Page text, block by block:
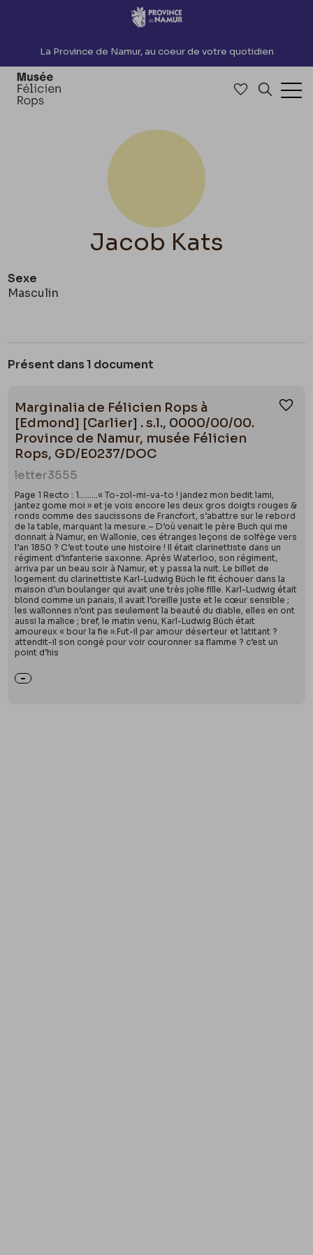
Accèder directement au contenu
La Province de Namur, au coeur de votre quotidien
Accéder à
Jacob Kats
Sexe
Masculin
Présent dans 1 document
Marginalia de Félicien Rops à
[Edmond] [Carlier] . s.l., 0000/00/00.
Province de Namur, musée Félicien
Rops, GD/E0237/DOC
letter3555
Page 1 Recto : 1………« To-zol-mi-va-to ! jandez mon bedit lami,
jantez gome moi » et je vois encore les deux gros doigts rouges &
ronds comme des saucissons de Francfort, s’abattre sur le rebord
de la table, marquant la mesure.– D’où venait le père Buch qui me
donnait à Namur, en Wallonie, ces étranges leçons de solfège vers
l’an 1850 ? C’est toute une histoire ! Il était clarinettiste dans un
régiment d’infanterie saxonne. Après Waterloo, son régiment,
arriva par un beau soir à Namur, et y passa la nuit. Le billet de
logement du clarinettiste Karl-Ludwig Büch le fit échouer dans la
maison d’un boulanger qui avait une très jolie fille. Karl-Ludwig était
blond comme un panais, il avait l’oreille juste et le cœur sensible ;
les wallonnes n’ont pas seulement la beauté du diable, elles en ont
aussi la malice ; bref, le matin venu, Karl-Ludwig Büch était
amoureux « bour la fie ».Fut-il par amour déserteur et latitant ?
attendit-il son congé pour voir couronner sa flamme ? c’est un
point d’his